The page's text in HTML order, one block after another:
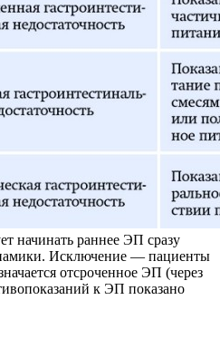
начинать раннее ЭП сразу
Исключение — пациенты
отсроченное ЭП (через
к ЭП показано